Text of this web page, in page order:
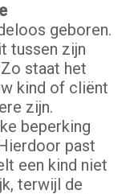
geboren.
tussen zijn
staat het
kind of cliënt
zijn.
beperking
past
een kind niet
terwijl de